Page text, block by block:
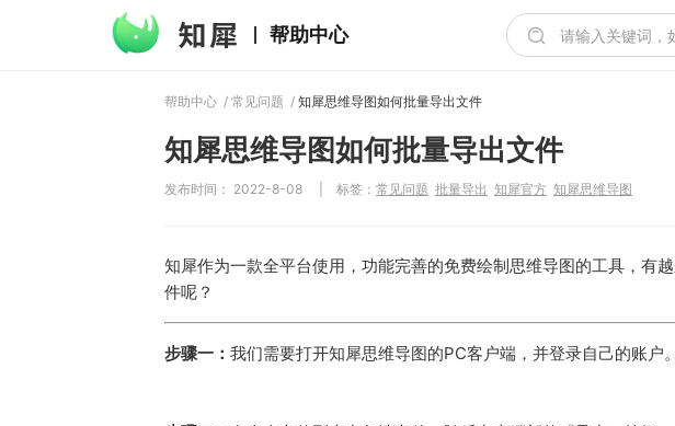
帮助中心
帮助中心 / 常见问题 / 知犀思维导图如何批量导出文件
知犀思维导图如何批量导出文件
发布时间： 2022-8-08 标签： 常见问题 批量导出 知犀官方 知犀思维导图
知犀作为一款全平台使用，功能完善的免费绘制思维导图的工具，有
件呢？
步骤一： 我们需要打开知犀思维导图的PC客户端，并登录自己的账户